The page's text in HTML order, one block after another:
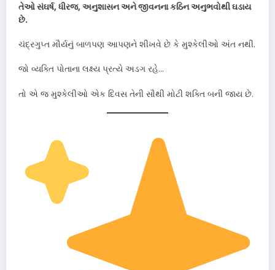
તેઓ સંઘર્ષ, ધીરજ, અનુશાસન અને જીવનના કઠિન અનુભવોથી ઘડાય
છે.
ચંદ્રગુપ્ત મૌર્યનું બાળપણ આપણને શીખવે છે કે મુશ્કેલીઓ અંત નથી.
જો વ્યક્તિ પોતાના લક્ષ્ય પ્રત્યે અડગ રહે…
તો એ જ મુશ્કેલીઓ એક દિવસ તેની સૌથી મોટી શક્તિ બની જાય છે.